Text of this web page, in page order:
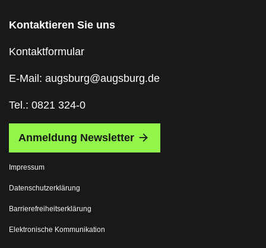
Kontaktieren Sie uns
Kontaktformular
E-Mail: augsburg@augsburg.de
Tel.: 0821 324-0
Anmeldung Newsletter
Impressum
Datenschutzerklärung
Barrierefreiheitserklärung
Elektronische Kommunikation